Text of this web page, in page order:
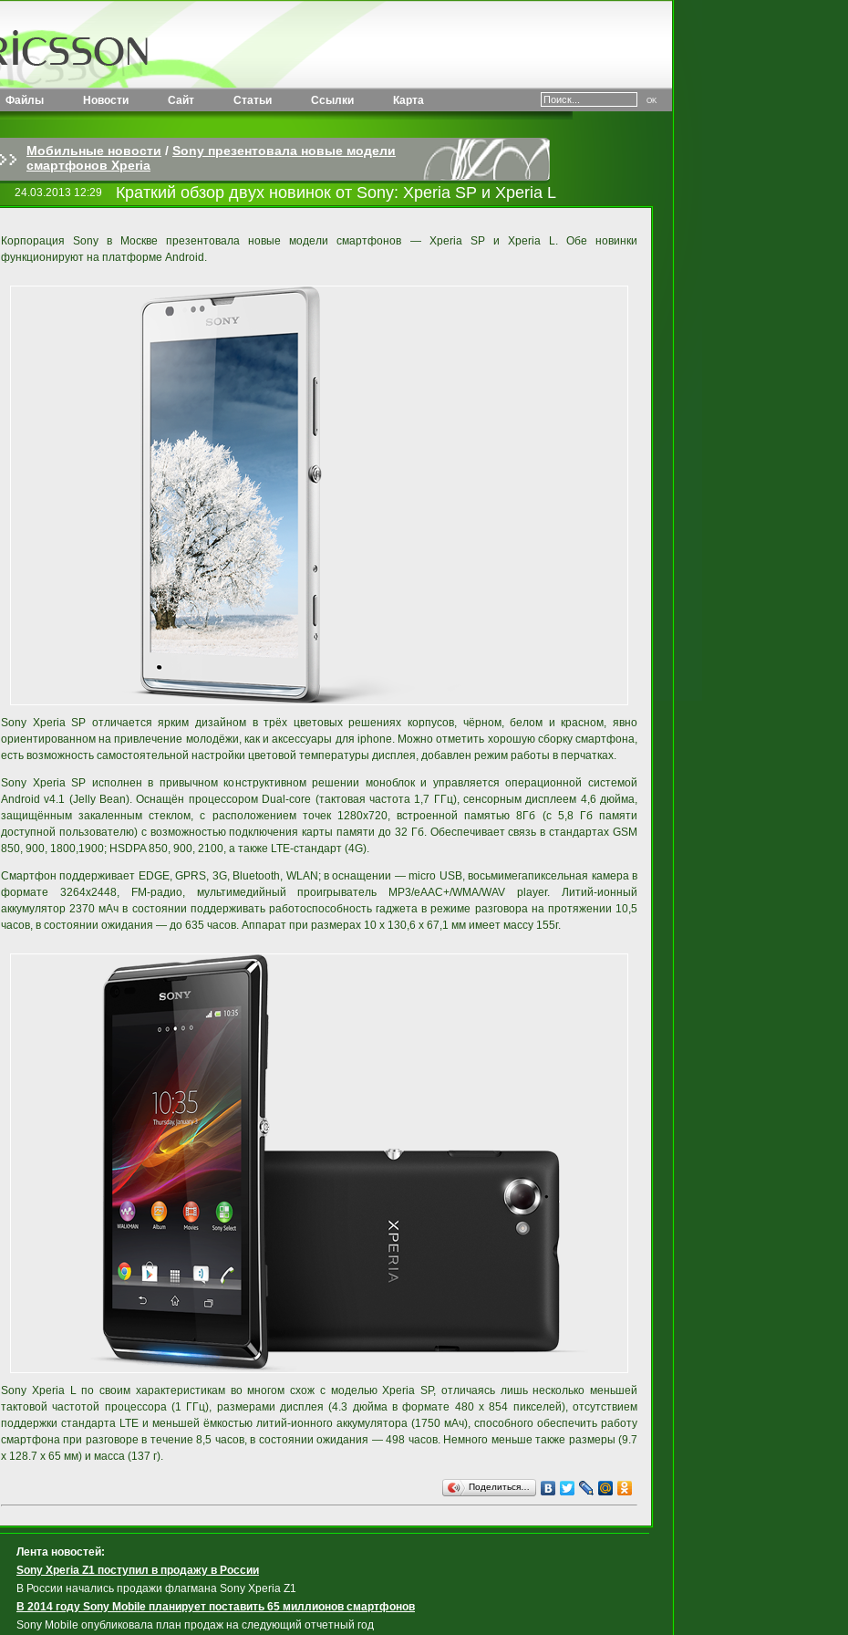
Файлы Новости Сайт Статьи Ссылки Карта
Мобильные новости / Sony презентовала новые модели
смартфонов Xperia
24.03.2013 12:29 Краткий обзор двух новинок от Sony: Xperia SP и Xperia L
Корпорация Sony в Москве презентовала новые модели смартфонов — Xperia SP и Xperia L. Обе новинки
функционируют на платформе Android.
Sony Xperia SP отличается ярким дизайном в трёх цветовых решениях корпусов, чёрном, белом и красном, явно
ориентированном на привлечение молодёжи, как и аксессуары для iphone. Можно отметить хорошую сборку смартфона,
есть возможность самостоятельной настройки цветовой температуры дисплея, добавлен режим работы в перчатках.
Sony Xperia SP исполнен в привычном конструктивном решении моноблок и управляется операционной системой
Android v4.1 (Jelly Bean). Оснащён процессором Dual-core (тактовая частота 1,7 ГГц), сенсорным дисплеем 4,6 дюйма,
защищённым закаленным стеклом, с расположением точек 1280x720, встроенной памятью 8Гб (с 5,8 Гб памяти
доступной пользователю) с возможностью подключения карты памяти до 32 Гб. Обеспечивает связь в стандартах GSM
850, 900, 1800,1900; HSDPA 850, 900, 2100, а также LTE-стандарт (4G).
Смартфон поддерживает EDGE, GPRS, 3G, Bluetooth, WLAN; в оснащении — micro USB, восьмимегапиксельная камера в
формате 3264x2448, FM-радио, мультимедийный проигрыватель MP3/eAAC+/WMA/WAV player. Литий-ионный
аккумулятор 2370 мАч в состоянии поддерживать работоспособность гаджета в режиме разговора на протяжении 10,5
часов, в состоянии ожидания — до 635 часов. Аппарат при размерах 10 x 130,6 x 67,1 мм имеет массу 155г.
Sony Xperia L по своим характеристикам во многом схож с моделью Xperia SP, отличаясь лишь несколько меньшей
тактовой частотой процессора (1 ГГц), размерами дисплея (4.3 дюйма в формате 480 x 854 пикселей), отсутствием
поддержки стандарта LTE и меньшей ёмкостью литий-ионного аккумулятора (1750 мАч), способного обеспечить работу
смартфона при разговоре в течение 8,5 часов, в состоянии ожидания — 498 часов. Немного меньше также размеры (9.7
x 128.7 x 65 мм) и масса (137 г).
Поделиться…
Лента новостей:
Sony Xperia Z1 поступил в продажу в России
В России начались продажи флагмана Sony Xperia Z1
В 2014 году Sony Mobile планирует поставить 65 миллионов смартфонов
Sony Mobile опубликовала план продаж на следующий отчетный год